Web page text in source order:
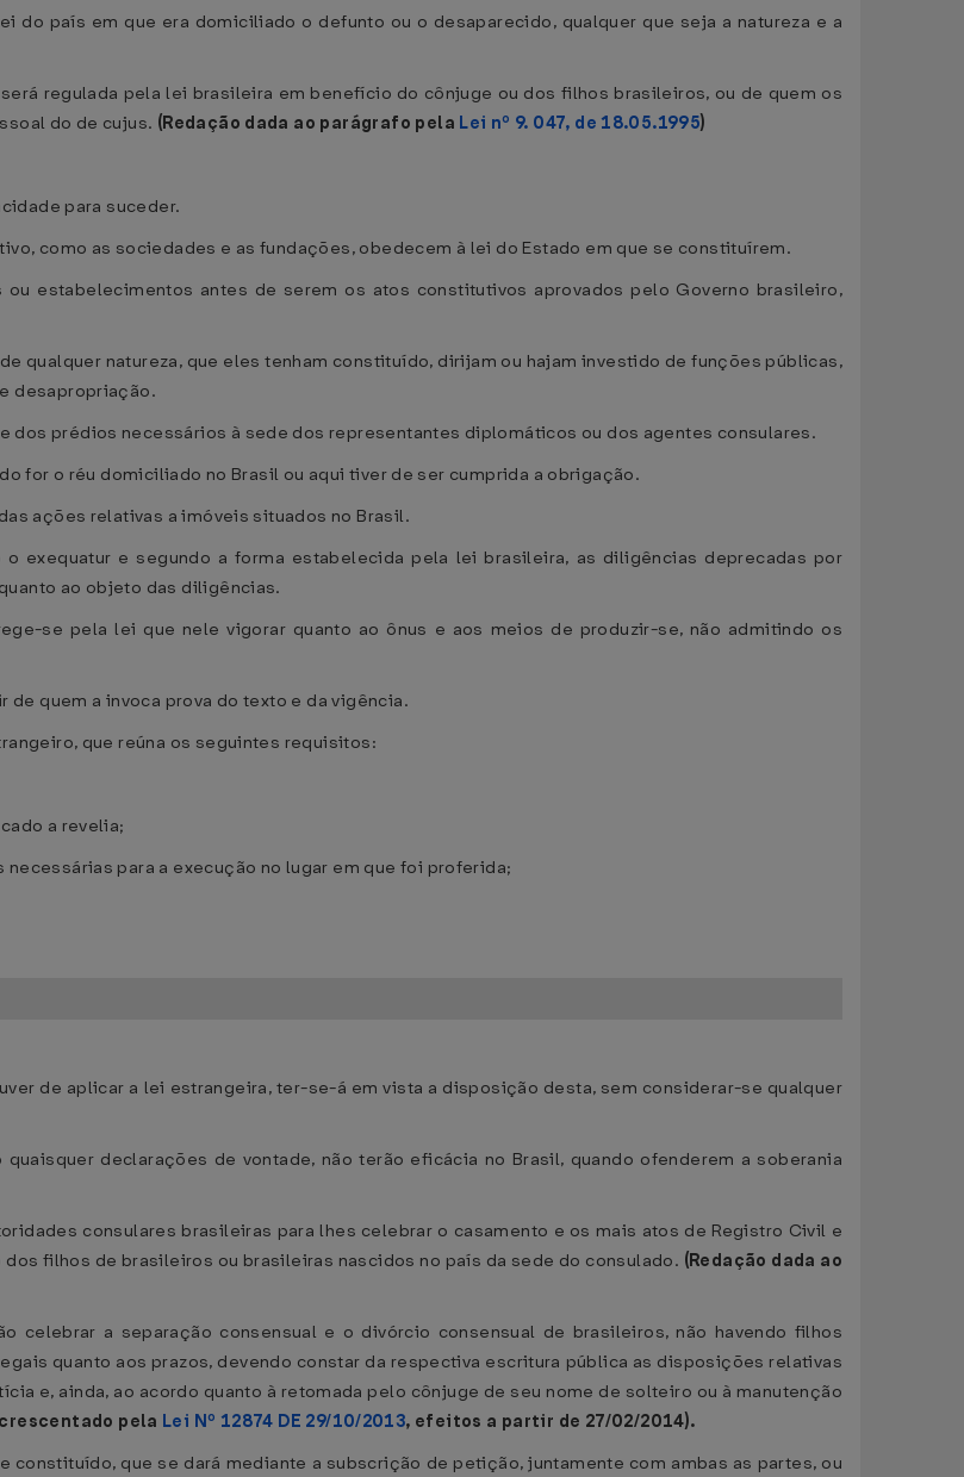
do país em que era domiciliado o defunto ou o desaparecido, qualquer que seja a natureza e a
regulada pela lei brasileira em benefício do cônjuge ou dos filhos brasileiros, ou de quem os
do de cujus. (Redação dada ao parágrafo pela Lei nº 9. 047, de 18.05.1995)
para suceder.
como as sociedades e as fundações, obedecem à lei do Estado em que se constituírem.
estabelecimentos antes de serem os atos constitutivos aprovados pelo Governo brasileiro,
qualquer natureza, que eles tenham constituído, dirijam ou hajam investido de funções públicas,
desapropriação.
dos prédios necessários à sede dos representantes diplomáticos ou dos agentes consulares.
for o réu domiciliado no Brasil ou aqui tiver de ser cumprida a obrigação.
ações relativas a imóveis situados no Brasil.
exequatur e segundo a forma estabelecida pela lei brasileira, as diligências deprecadas por
ao objeto das diligências.
se pela lei que nele vigorar quanto ao ônus e aos meios de produzir-se, não admitindo os
quem a invoca prova do texto e da vigência.
que reúna os seguintes requisitos:
a revelia;
para a execução no lugar em que foi proferida;
de aplicar a lei estrangeira, ter-se-á em vista a disposição desta, sem considerar-se qualquer
declarações de vontade, não terão eficácia no Brasil, quando ofenderem a soberania
consulares brasileiras para lhes celebrar o casamento e os mais atos de Registro Civil e
filhos de brasileiros ou brasileiras nascidos no país da sede do consulado. (Redação dada ao
celebrar a separação consensual e o divórcio consensual de brasileiros, não havendo filhos
quanto aos prazos, devendo constar da respectiva escritura pública as disposições relativas
e, ainda, ao acordo quanto à retomada pelo cônjuge de seu nome de solteiro ou à manutenção
pela Lei Nº 12874 DE 29/10/2013, efeitos a partir de 27/02/2014).
constituído, que se dará mediante a subscrição de petição, juntamente com ambas as partes, ou